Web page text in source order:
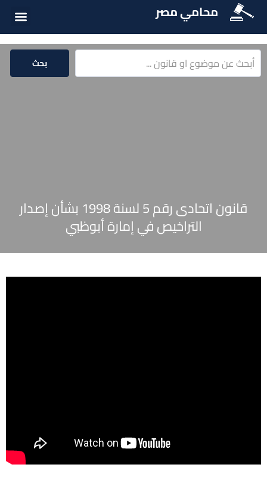
محامي مصر
بحث
قانون اتحادى رقم 5 لسنة 1998 بشأن إصدار
التراخيص في إمارة أبوظبي